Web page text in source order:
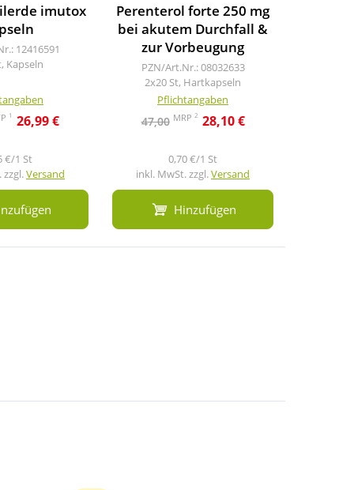
imutox
12416591
Kapseln
1 26,99 €
€/1 St
zzgl.Versand
Perenterol forte 250 mg
bei akutem Durchfall &
zur Vorbeugung
PZN/Art.Nr.: 08032633
2x20 St, Hartkapseln
Pflichtangaben
47,00 MRP 2 28,10 €
0,70 €/1 St
inkl. MwSt. zzgl.Versand
Hinzufügen